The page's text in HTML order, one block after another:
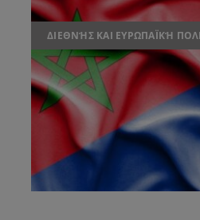
ΔΙΕΘΝΉΣ ΚΑΙ ΕΥΡΩΠΑΪΚΉ